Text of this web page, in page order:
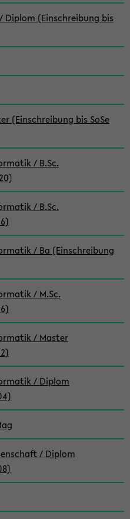
Diplom (Einschreibung bis
(Einschreibung bis SoSe
/ B.Sc.
/ B.Sc.
/ Ba (Einschreibung
/ M.Sc.
/ Master
/ Diplom
/ Diplom